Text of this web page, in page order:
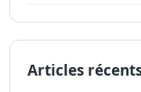
Articles